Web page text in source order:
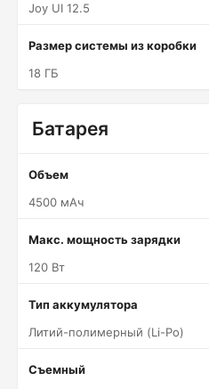
Joy UI 12.5
Размер системы из коробки
18 ГБ
Батарея
Объем
4500 мАч
Макс. мощность зарядки
120 Вт
Тип аккумулятора
Литий-полимерный (Li-Po)
Съемный